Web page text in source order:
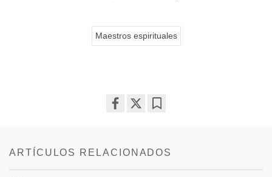
Maestros espirituales
ARTÍCULOS RELACIONADOS